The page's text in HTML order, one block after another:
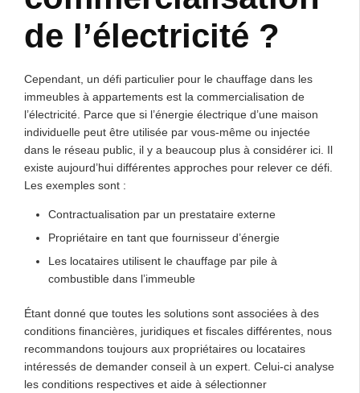
de l’électricité ?
Cependant, un défi particulier pour le chauffage dans les
immeubles à appartements est la commercialisation de
l’électricité. Parce que si l’énergie électrique d’une maison
individuelle peut être utilisée par vous-même ou injectée
dans le réseau public, il y a beaucoup plus à considérer ici. Il
existe aujourd’hui différentes approches pour relever ce défi.
Les exemples sont :
Contractualisation par un prestataire externe
Propriétaire en tant que fournisseur d’énergie
Les locataires utilisent le chauffage par pile à
combustible dans l’immeuble
Étant donné que toutes les solutions sont associées à des
conditions financières, juridiques et fiscales différentes, nous
recommandons toujours aux propriétaires ou locataires
intéressés de demander conseil à un expert. Celui-ci analyse
les conditions respectives et aide à sélectionner